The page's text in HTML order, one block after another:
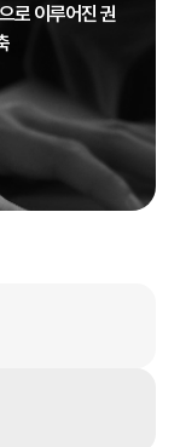
로 이루어진 권